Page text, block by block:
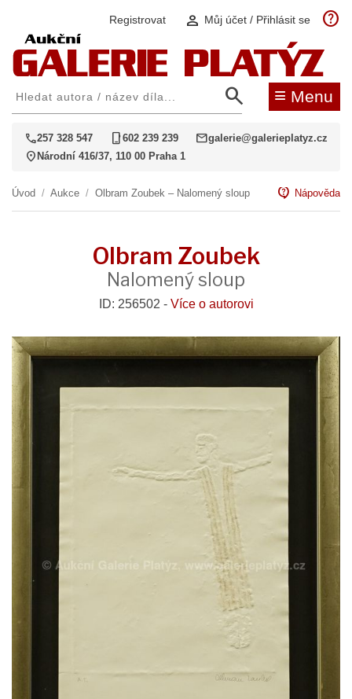
Registrovat person Můj účet / Přihlásit se help
search ≡ Menu
call257 328 547 phone_iphone602 239 239 mailgalerie@galerieplatyz.cz
location_on Národní 416/37, 110 00 Praha 1
Úvod / Aukce / Olbram Zoubek – Nalomený sloup contact_support Nápověda
Olbram Zoubek
Nalomený sloup
ID: 256502 - Více o autorovi